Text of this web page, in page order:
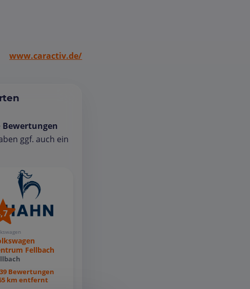
www.caractiv.de/
Bewertungen
ggf. auch ein
Fellbach
Bewertungen
km entfernt